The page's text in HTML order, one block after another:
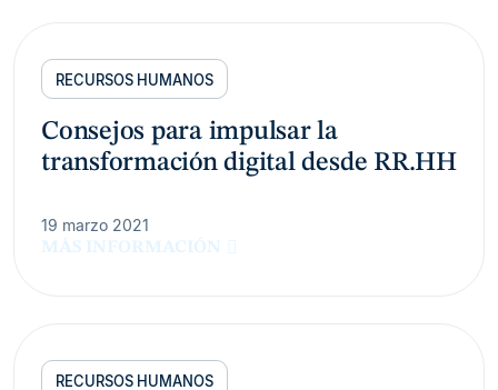
RECURSOS HUMANOS
Consejos para impulsar la
transformación digital desde RR.HH
19 marzo 2021
MÁS INFORMACIÓN
RECURSOS HUMANOS